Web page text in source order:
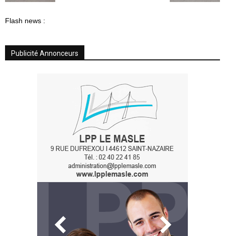
Flash news :
Publicité Annonceurs